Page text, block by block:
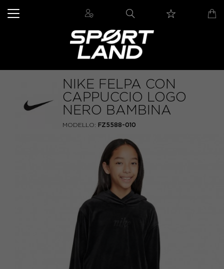
NIKE FELPA CON
CAPPUCCIO LOGO
NERO BAMBINA
MODELLO: FZ5588-010